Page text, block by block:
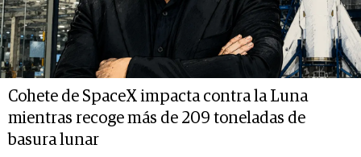
Cohete de SpaceX impacta contra la Luna
mientras recoge más de 209 toneladas de
basura lunar